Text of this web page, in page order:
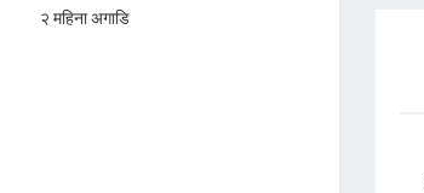
२ महिना अगाडि